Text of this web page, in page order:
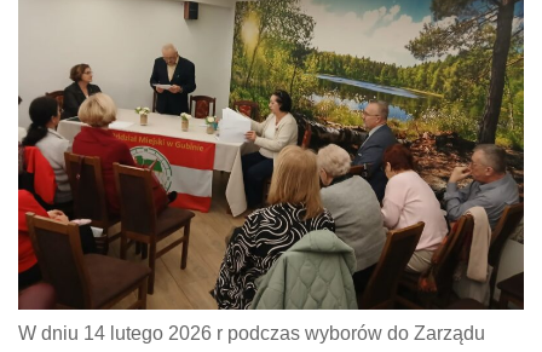
W dniu 14 lutego 2026 r podczas wyborów do Zarządu